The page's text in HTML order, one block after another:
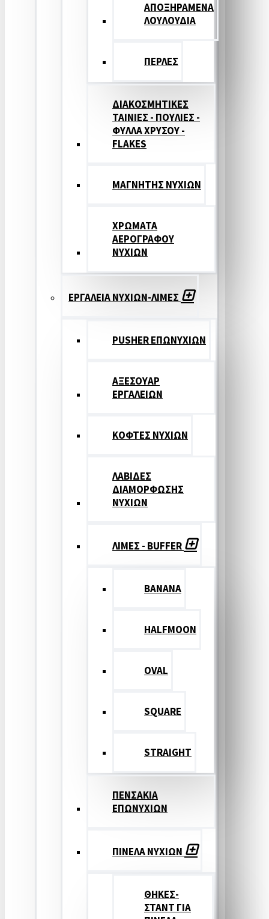
ΑΠΟΞΗΡΑΜΕΝΑ
ΛΟΥΛΟΥΔΙΑ
ΠΕΡΛΕΣ
ΔΙΑΚΟΣΜΗΤΙΚΕΣ
ΤΑΙΝΙΕΣ - ΠΟΥΛΙΕΣ -
ΦΥΛΛΑ ΧΡΥΣΟΥ -
FLAKES
ΜΑΓΝΗΤΗΣ ΝΥΧΙΩΝ
ΧΡΩΜΑΤΑ
ΑΕΡΟΓΡΑΦΟΥ
ΝΥΧΙΩΝ
ΕΡΓΑΛΕΙΑ ΝΥΧΙΩΝ-ΛΙΜΕΣ
PUSHER ΕΠΩΝΥΧΙΩΝ
ΑΞΕΣΟΥΑΡ
ΕΡΓΑΛΕΙΩΝ
ΚΟΦΤΕΣ ΝΥΧΙΩΝ
ΛΑΒΙΔΕΣ
ΔΙΑΜΟΡΦΩΣΗΣ
ΝΥΧΙΩΝ
ΛΙΜΕΣ - BUFFER
BANANA
HALFMOON
OVAL
SQUARE
STRAIGHT
ΠΕΝΣΑΚΙΑ
ΕΠΩΝΥΧΙΩΝ
ΠΙΝΕΛΑ ΝΥΧΙΩΝ
ΘΗΚΕΣ-
ΣΤΑΝΤ ΓΙΑ